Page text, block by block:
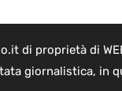
di proprietà di
giornalistica, in